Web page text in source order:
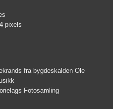
pixels
fra bygdeskalden Ole
Fotosamling